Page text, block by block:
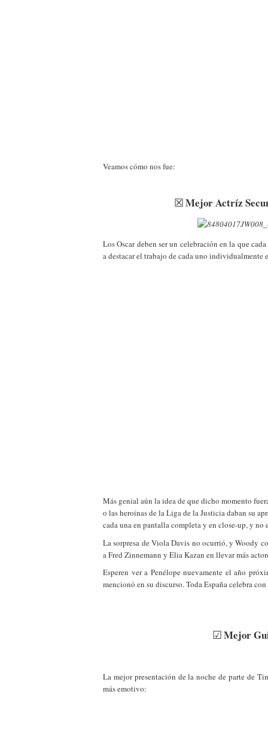
Veamos cómo nos fue:
☒Mejor Actríz
Los Oscar deben ser un celebración en la que
a destacar el trabajo de cada uno individualmente
Más genial aún la idea de que dicho momento
o las heroínas de la Liga de la Justicia daban su
cada una en pantalla completa y en close-up, y no
La sorpresa de Viola Davis no ocurrió, y Woody
a Fred Zinnemann y Elia Kazan en llevar más
Esperen ver a Penélope nuevamente el año
mencionó en su discurso. Toda España celebra
☑Mejor
La mejor presentación de la noche de parte de
más emotivo: